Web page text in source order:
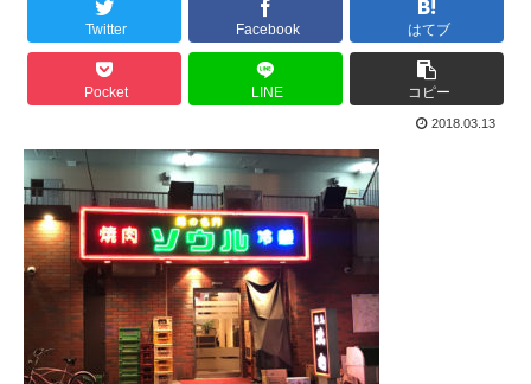
Twitter Facebook はてブ
Pocket LINE コピー
2018.03.13